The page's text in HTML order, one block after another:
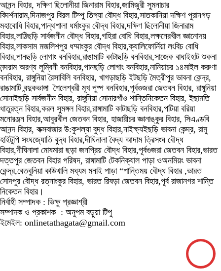
আনন্দ বিহার, দক্ষিণ ছিলোনীয়া জিনারাম বিহার,জামিজুরী সুমনাচার
বিদর্শনারাম,দিনাজপুর বিরল টিম্পু তিগ্যা বৌদ্ধ বিহার,সাতকানিয়া দক্ষিণ পুরানগড়
মহাবোধি বিহার,পান্থশালা ধর্মাংকুর বৌদ্ধ বিহার,দক্ষিণ ছিলোনীয়া জিনারাম
বিহার,লাঠিছড়ি সার্বজনীন বৌদ্ধ বিহার,গহিরা বোধি বিহার,লক্ষনেরখীল জ্ঞানোদয়
বিহার,লাকসাম মজলিশপুর ধম্মাংকুর বৌদ্ধ বিহার,ক্যালিফোর্নিয়া লংবিচ বোধি
বিহার,পানছড়ি লোগাং বনবিহার,রাঙামাটি কাটাছড়ি বনবিহার,সাজেক বাঘাইহাট শুকনা
নন্দরাম অরণ্য লুম্বিনী বনবিহার,পানছড়ি লোগাং বনবিহার,নানিয়াচর ১৪মাইল করুণা
বনবিহার, রাঙ্গুনিয়া রৈসাবিলি বনবিহার, খাগড়াছড়ি ইটছড়ি মৈত্রীপুর ভাবনা কেন্দ্র,
রাঙামাটি বন্দুকভাঙ্গা শৈলেশ্বরী মূখ পুষ্প বনবিহার,পূর্বগুজরা জেতবন বিহার, রাঙ্গুনিয়া
সোনাইছড়ি সার্বজনীন বিহার, রাঙ্গুনিয়া সোনারগাঁও শান্তিনিকেতন বিহার, ইছামতি
ধাতুরত্ন বিহার,করল সুমঙ্গল বিহার,রাঙ্গামাটি কাটাছড়ি বনবিহার,পটিয়া বরিয়া
মনোরঞ্জন বিহার,আবুরখীল জেতবন বিহার, হাজারীচর জ্ঞানাঙ্কুর বিহার, সিএণ্ডবি
আনন্দ বিহার, কক্সবাজার উ:কুশল্যা বুদ্ধ বিহার,নাইক্ষ্যইছড়ি ভাবনা কেন্দ্র, রামু
হাইটুপি সংঘজ্যোতি বুদ্ধ বিহার,দীঘিনালা বৈদ্য আদাম ত্রিসংঘ বৌদ্ধ
বিহার,দীঘিনালা মোষমারা ছড়া জনপ্রিয় বৌদ্ধ বিহার,পূর্বগুজরা জেতবন বিহার,ভারত
দত্তপুর জেতবন বিহার পরিষদ, রাঙ্গামাটি টেকনিক্যাল পাড়া ওঅনমিয়ং ভাবনা
কেন্দ্র,বেতবুনিয়া কাউখালি মধ্যম মনাই পাড়া “শান্তিময় বৌদ্ধ বিহার ,ভারত
সোদপুর বৌদ্ধ রত্নাংকুর বিহার, ভারত রিষড়া জেতবন বিহার,পূর্ব রাজানগর শান্তি
নিকেতন বিহার।
নির্বাহী সম্পাদক : ভিক্ষু প্রজ্ঞাশ্রী
সম্পাদক ও প্রকাশক : অনুপম বড়ুয়া টিপু
ইমেইল: onlinetathagata@gmail.com